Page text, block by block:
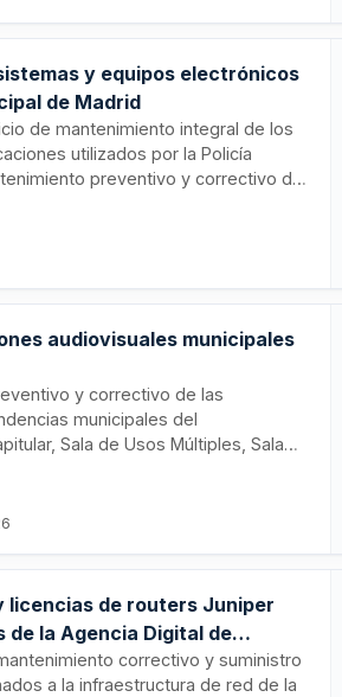
y equipos electrónicos
de Madrid
de mantenimiento integral de los
utilizados por la Policía
preventivo y correctivo de
La adjudicación corresponde al
y Emergencias del
tecnológicos de seguridad
audiovisuales municipales
y correctivo de las
municipales del
Sala de Usos Múltiples, Sala
por obsolescencia y control
como Oficial de primera
de routers Juniper
la Agencia Digital de
correctivo y suministro
a la infraestructura de red de la